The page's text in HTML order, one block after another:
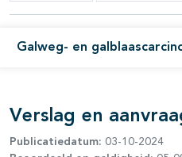
Galweg- en
Verslag en
Publicatiedatum: 03-10-2024